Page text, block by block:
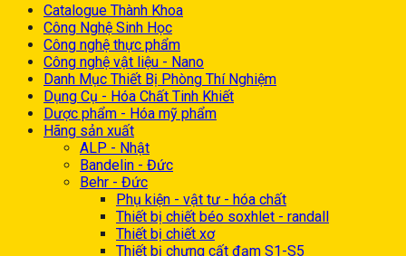
Catalogue Thành Khoa
Công Nghệ Sinh Học
Công nghệ thực phẩm
Công nghệ vật liệu - Nano
Danh Mục Thiết Bị Phòng Thí Nghiệm
Dụng Cụ - Hóa Chất Tinh Khiết
Dược phẩm - Hóa mỹ phẩm
Hãng sản xuất
ALP - Nhật
Bandelin - Đức
Behr - Đức
Phụ kiện - vật tư - hóa chất
Thiết bị chiết béo soxhlet - randall
Thiết bị chiết xơ
Thiết bị chưng cất đạm S1-S5